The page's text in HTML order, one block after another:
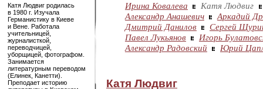
Катя Людвиг родилась
в 1980 г. Изучала
Германистику в Киеве
и Вене. Работала
учительницей,
журналисткой,
переводчицей,
уборщицей, фотографом.
Занимается
литературным переводом
(Елинек, Канетти).
Преподает историю
Ирина Ковалева
Катя Людвиг
Александр Анашевич
Аркадий
Дмитрий Данилов
Сергей
Павел Лукьянов
Игорь
Александр Радовский
Юрий
Катя Людвиг